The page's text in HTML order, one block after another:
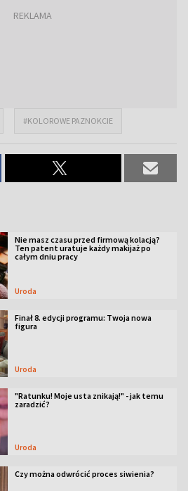
#KOLOROWE PAZNOKCIE
Nie masz czasu przed firmową kolacją?
Ten patent uratuje każdy makijaż po
całym dniu pracy
Uroda
Finał 8. edycji programu: Twoja nowa
figura
Uroda
"Ratunku! Moje usta znikają!" - jak temu
zaradzić?
Uroda
Czy można odwrócić proces siwienia?